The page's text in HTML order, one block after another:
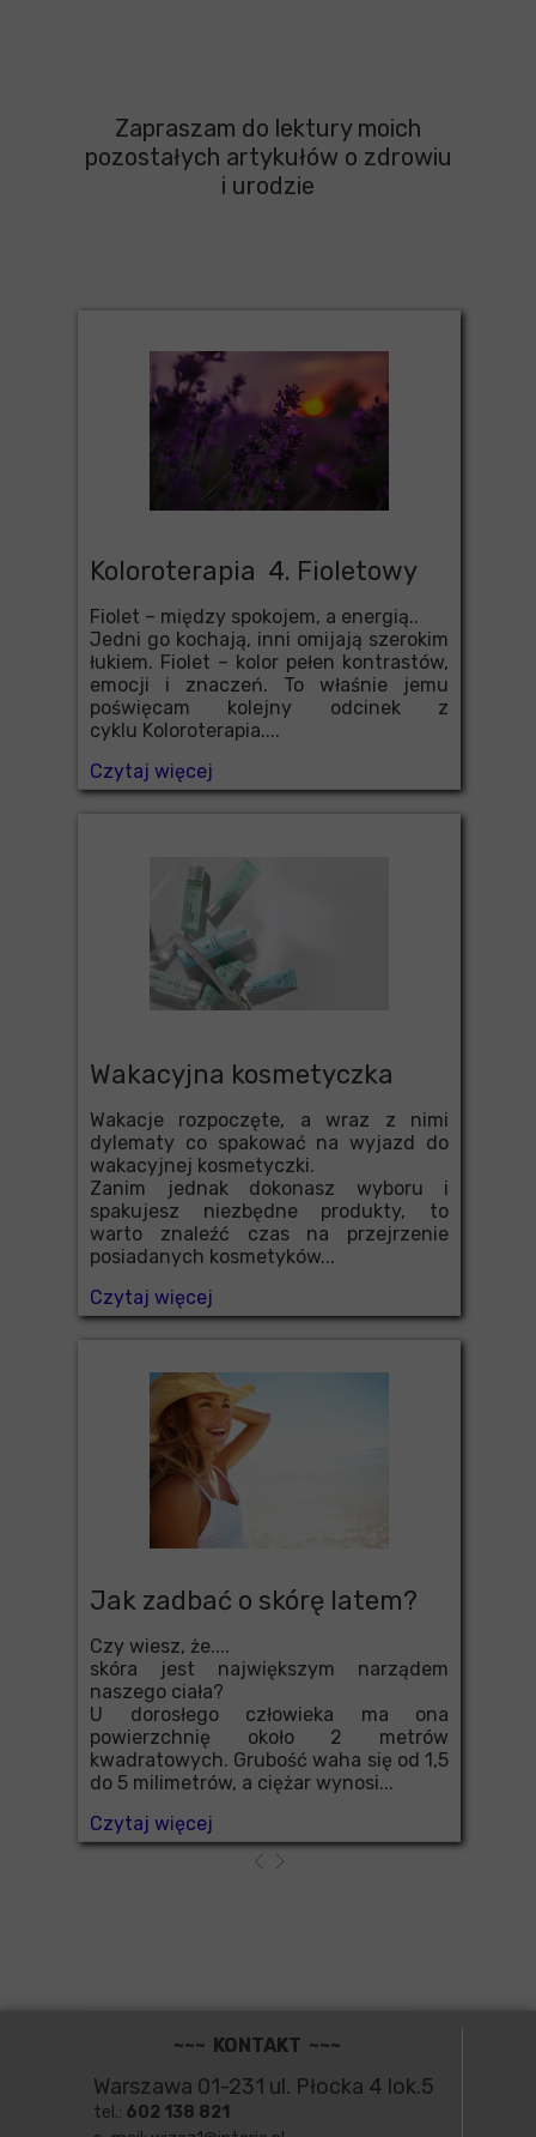
Zapraszam do lektury moich
pozostałych artykułów o zdrowiu
i urodzie
Koloroterapia 4. Fioletowy
Fiolet – między spokojem, a energią..
Jedni go kochają, inni omijają szerokim
łukiem. Fiolet – kolor pełen kontrastów,
emocji i znaczeń. To właśnie jemu
poświęcam kolejny odcinek z
cyklu Koloroterapia....
Czytaj więcej
Wakacyjna kosmetyczka
Wakacje rozpoczęte, a wraz z nimi
dylematy co spakować na wyjazd do
wakacyjnej kosmetyczki.
Zanim jednak dokonasz wyboru i
spakujesz niezbędne produkty, to
warto znaleźć czas na przejrzenie
posiadanych kosmetyków...
Czytaj więcej
Jak zadbać o skórę latem?
Czy wiesz, że....
skóra jest największym narządem
naszego ciała?
U dorosłego człowieka ma ona
powierzchnię około 2 metrów
kwadratowych. Grubość waha się od 1,5
do 5 milimetrów, a ciężar wynosi...
Czytaj więcej
~~~ KONTAKT ~~~
Warszawa 01-231 ul. Płocka 4 lok.5
tel.: 602 138 821